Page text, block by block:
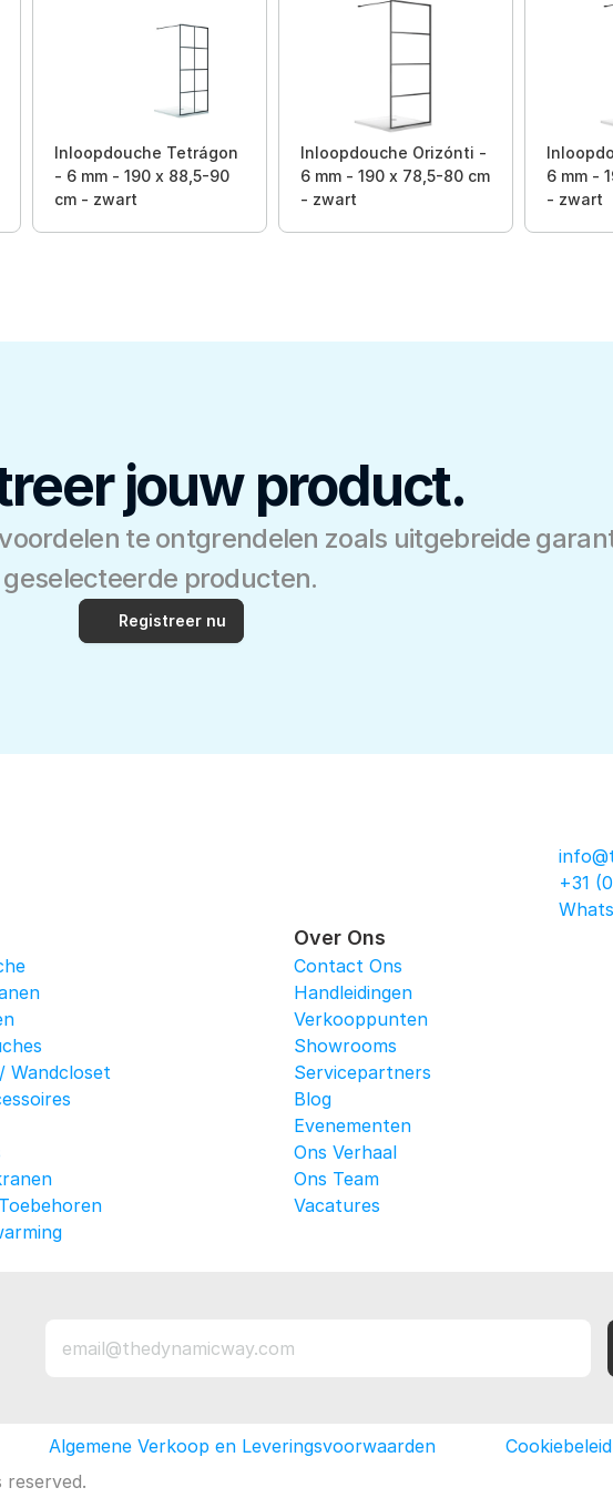
Inloopdouche Tetrágon
- 6 mm - 190 x 88,5-90
cm - zwart
Inloopdouche Orizónti -
6 mm - 190 x 78,5-80 cm
- zwart
6 mm -
- zwart
jouw product.
te ontgrendelen zoals uitgebreide
geselecteerde producten.
Registreer nu
+31
Wandcloset
Over Ons
Contact Ons
Handleidingen
Verkooppunten
Showrooms
Servicepartners
Blog
Evenementen
Ons Verhaal
Ons Team
Vacatures
Algemene Verkoop en Leveringsvoorwaarden
Cookiebeleid
reserved.